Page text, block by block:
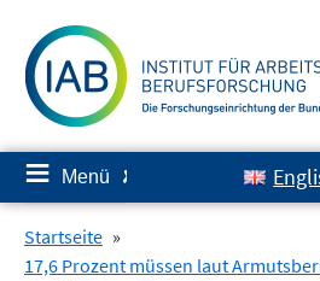
zum
Inhalt
≡ Menü ✘
Startseite »
17,6 Prozent müssen laut